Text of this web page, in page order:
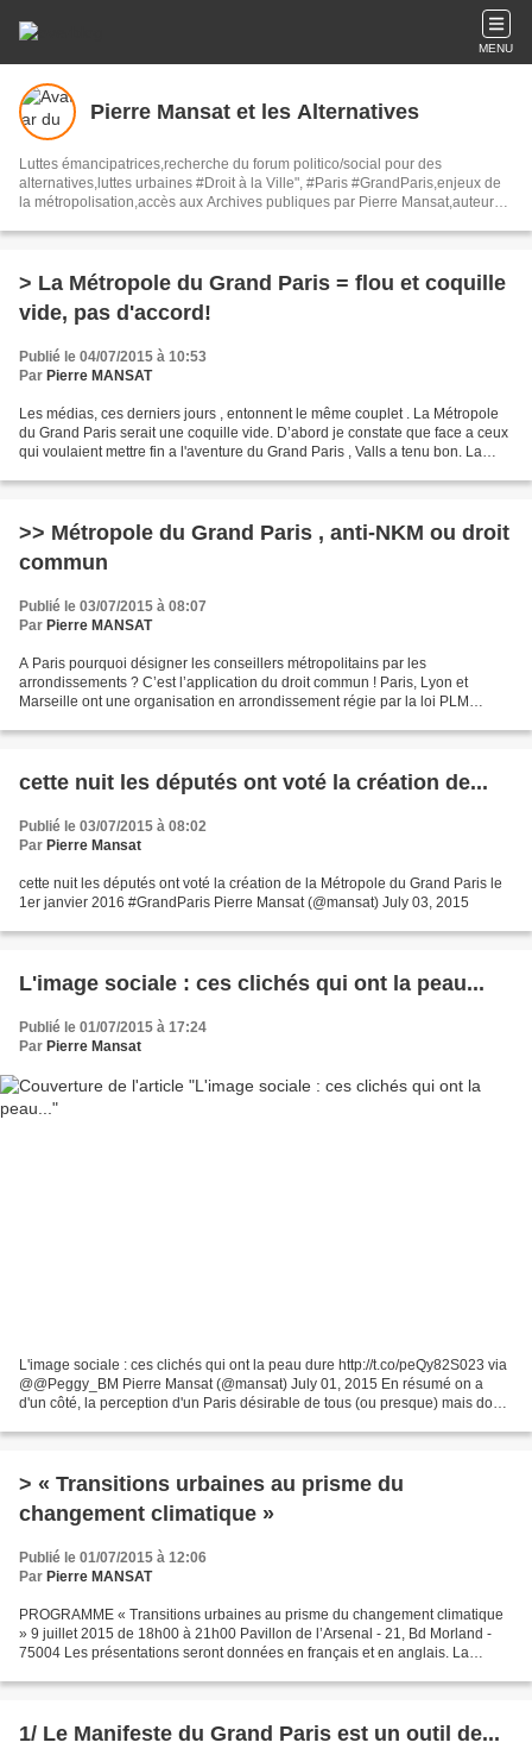
MENU
Pierre Mansat et les Alternatives
Luttes émancipatrices,recherche du forum politico/social pour des
alternatives,luttes urbaines #Droit à la Ville", #Paris #GrandParis,enjeux de
la métropolisation,accès aux Archives publiques par Pierre Mansat,auteur‼️
#Audin>bénevole Secours Populaire>Comité Laghouat-France>#Mumia
> La Métropole du Grand Paris = flou et coquille
vide, pas d'accord!
Publié le 04/07/2015 à 10:53
Par Pierre MANSAT
Les médias, ces derniers jours , entonnent le même couplet . La Métropole
du Grand Paris serait une coquille vide. D’abord je constate que face a ceux
qui voulaient mettre fin a l'aventure du Grand Paris , Valls a tenu bon. La
>> Métropole du Grand Paris , anti-NKM ou droit
commun
Publié le 03/07/2015 à 08:07
Par Pierre MANSAT
A Paris pourquoi désigner les conseillers métropolitains par les
arrondissements ? C’est l’application du droit commun ! Paris, Lyon et
Marseille ont une organisation en arrondissement régie par la loi PLM
cette nuit les députés ont voté la création de...
Publié le 03/07/2015 à 08:02
Par Pierre Mansat
cette nuit les députés ont voté la création de la Métropole du Grand Paris le
1er janvier 2016 #GrandParis Pierre Mansat (@mansat) July 03, 2015
L'image sociale : ces clichés qui ont la peau...
Publié le 01/07/2015 à 17:24
Par Pierre Mansat
L'image sociale : ces clichés qui ont la peau dure http://t.co/peQy82S023 via
@@Peggy_BM Pierre Mansat (@mansat) July 01, 2015 En résumé on a
d'un côté, la perception d'un Paris désirable de tous (ou presque) mais dont
> « Transitions urbaines au prisme du
changement climatique »
Publié le 01/07/2015 à 12:06
Par Pierre MANSAT
PROGRAMME « Transitions urbaines au prisme du changement climatique
» 9 juillet 2015 de 18h00 à 21h00 Pavillon de l’Arsenal - 21, Bd Morland -
75004 Les présentations seront données en français et en anglais. La
1/ Le Manifeste du Grand Paris est un outil de...